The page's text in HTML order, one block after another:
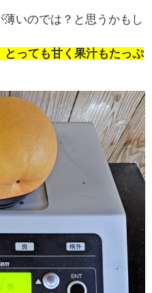
いのでは？と思うかもし
とっても甘く果汁もたっぷ